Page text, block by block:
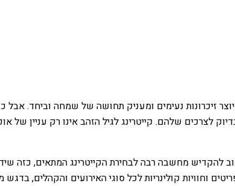
זיכרונות נעימים ומעניק תחושה של שמחה וביחד.
לצרכים שלהם. קייטרינג לגיל הזהב אינו רק עניין
להקדיש מחשבה רבה לבחירת הקייטרינג המתאים, כזה
וחוויות קולינריות לכל סוגי האירועים והקהלים,